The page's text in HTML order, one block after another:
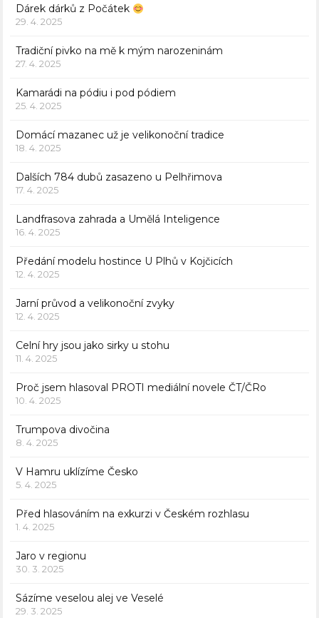
Dárek dárků z Počátek
29. 4. 2025
Tradiční pivko na mě k mým narozeninám
27. 4. 2025
Kamarádi na pódiu i pod pódiem
25. 4. 2025
Domácí mazanec už je velikonoční tradice
18. 4. 2025
Dalších 784 dubů zasazeno u Pelhřimova
17. 4. 2025
Landfrasova zahrada a Umělá Inteligence
16. 4. 2025
Předání modelu hostince U Plhů v Kojčicích
12. 4. 2025
Jarní průvod a velikonoční zvyky
12. 4. 2025
Celní hry jsou jako sirky u stohu
11. 4. 2025
Proč jsem hlasoval PROTI mediální novele ČT/ČRo
10. 4. 2025
Trumpova divočina
8. 4. 2025
V Hamru uklízíme Česko
5. 4. 2025
Před hlasováním na exkurzi v Českém rozhlasu
1. 4. 2025
Jaro v regionu
30. 3. 2025
Sázíme veselou alej ve Veselé
29. 3. 2025